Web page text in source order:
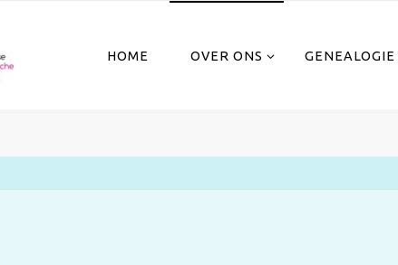
HOME OVER ONS GENEALOGIE